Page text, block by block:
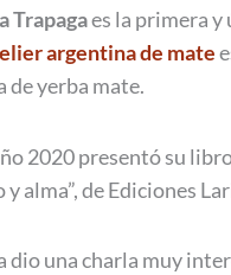
Trapagaes la primera y
argentina de mate
de yerba mate.
2020 presentó su
y alma”, de Ediciones
dio una charla muy